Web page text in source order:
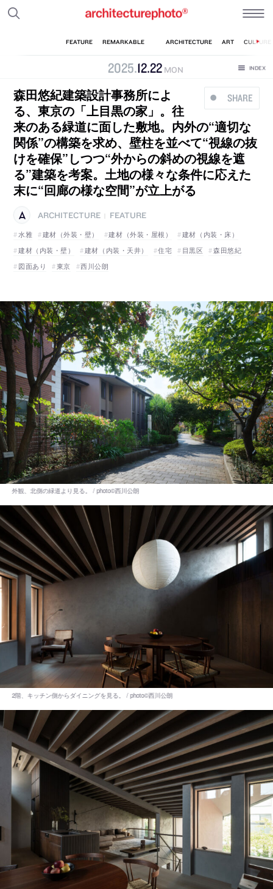
2025.12.22 MON
SHARE
森田悠紀建築設計事務所によ
る、東京の「上目黒の家」。往
来のある緑道に面した敷地。内外の“適切な
関係”の構築を求め、壁柱を並べて“視線の抜
けを確保”しつつ“外からの斜めの視線を遮
る”建築を考案。土地の様々な条件に応えた
末に“回廊の様な空間”が立上がる
ARCHITECTURE
FEATURE
水雅
建材（外装・壁） 建材（外装・屋根）
建材（内装・床）
建材（内装・壁）
建材（内装・天井） 住宅 目黒区
森田悠紀
図面あり
東京 西川公朗